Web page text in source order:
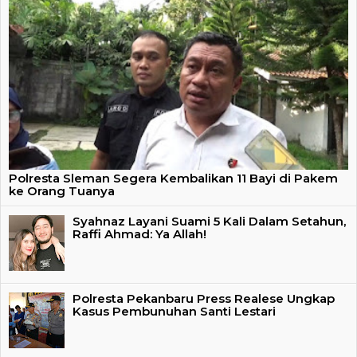
Polresta Sleman Segera Kembalikan 11 Bayi di Pakem
ke Orang Tuanya
Syahnaz Layani Suami 5 Kali Dalam Setahun,
Raffi Ahmad: Ya Allah!
Polresta Pekanbaru Press Realese Ungkap
Kasus Pembunuhan Santi Lestari